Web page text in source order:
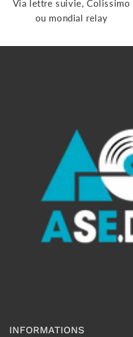
Via lettre suivie, Colissimo
ou mondial relay
INFORMATIONS